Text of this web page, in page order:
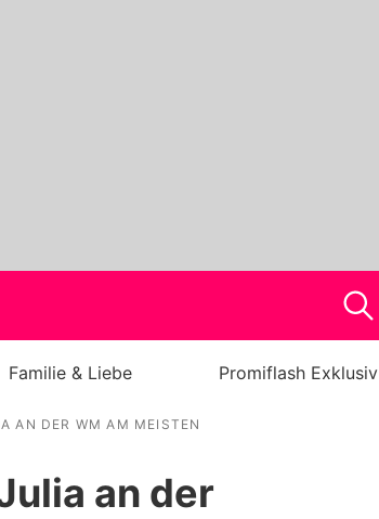
Familie & Liebe Promiflash Exklusiv
DER WM AM MEISTEN
an der